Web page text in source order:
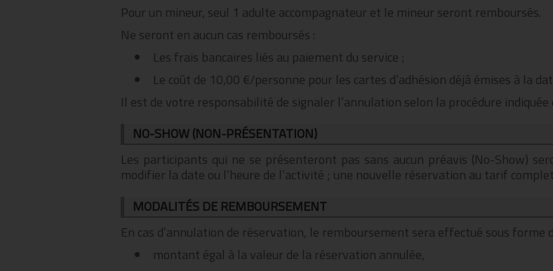
Pour un mineur, seul 1 adulte accompagnateur et le mineur seront remboursés.
Ne seront en aucun cas remboursés :
Les frais bancaires liés au paiement du service ;
Le coût de 10,00 €/personne pour les cartes d’adhésion déjà émises à la
Il est de votre responsabilité de signaler l’annulation selon la procédure indiquée
NO-SHOW (NON-PRÉSENTATION)
Les participants qui ne se présenteront pas sans aucun préavis (No-Show)
modifier la date ou l’heure de l’activité ; une nouvelle réservation au tarif
MODALITÉS DE REMBOURSEMENT
En cas d’annulation de réservation, le remboursement sera effectué sous forme
montant égal à la valeur de la réservation annulée,